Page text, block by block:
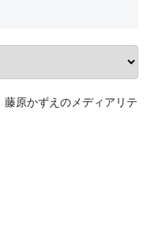
原かずえのメディアリテ